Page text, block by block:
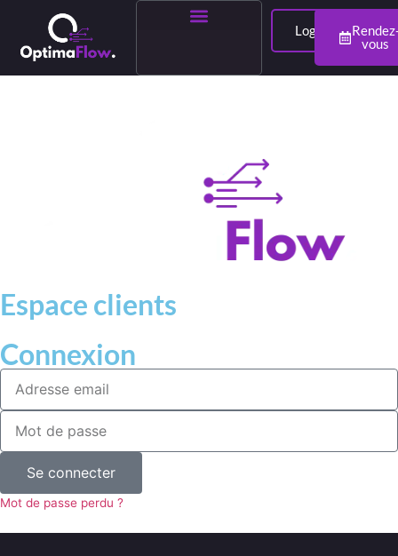
Login
vous
Espace clients
Connexion
Se connecter
Mot de passe perdu ?